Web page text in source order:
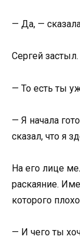
— Да, —
Сергей застыл.
— То есть ты
— Я начала
сказал, что я
На его лице
раскаяние.
которого
— И чего ты